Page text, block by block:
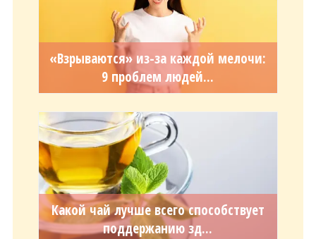
«Взрываются» из-за каждой мелочи:
9 проблем людей...
Какой чай лучше всего способствует
поддержанию зд...